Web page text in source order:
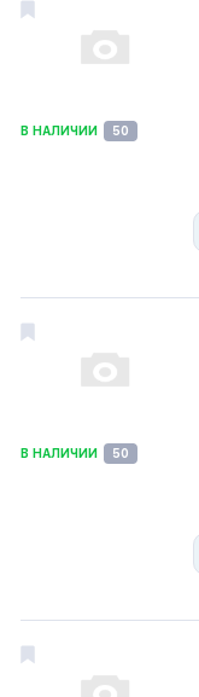
В НАЛИЧИИ 50
В НАЛИЧИИ 50